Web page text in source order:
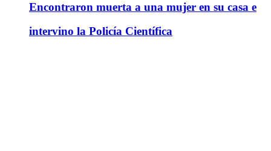
Encontraron muerta a una mujer en su casa e
intervino la Policía Científica